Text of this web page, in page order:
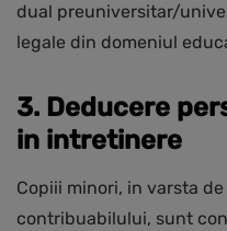
dual preuniversitar/
legale din domeniul
3. Deducere
in intretinere
Copiii minori, in varsta
contribuabilului, sunt